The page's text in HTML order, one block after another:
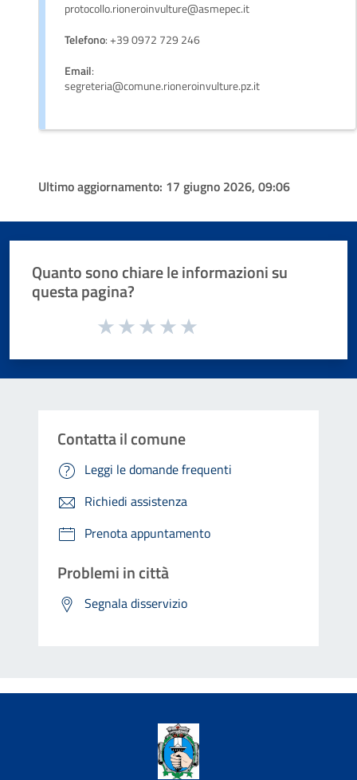
protocollo.rioneroinvulture@asmepec.it
Telefono: +39 0972 729 246
Email:
segreteria@comune.rioneroinvulture.pz.it
Ultimo aggiornamento: 17 giugno 2026, 09:06
Quanto sono chiare le informazioni su
questa pagina?
Valuta da 1 a 5 stelle la pagina
Contatta il comune
Leggi le domande frequenti
Richiedi assistenza
Prenota appuntamento
Problemi in città
Segnala disservizio